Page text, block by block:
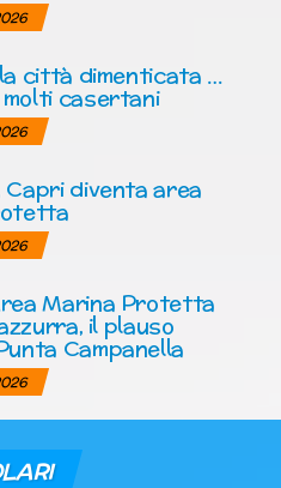
città dimenticata …
casertani
Capri diventa area
Marina Protetta
il plauso
Campanella